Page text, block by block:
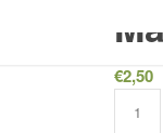
€2,50